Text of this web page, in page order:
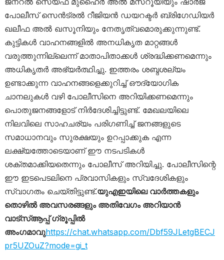
പോലീസ് സെൻട്രൽ റീജിയൻ ഡയറക്ടർ ബ്രിഗേഡിയർ
ഖലീഫ അൽ ഖസൂനിയും നേതൃത്വമൊരുക്കുന്നുണ്ട്.
കുട്ടികൾ വാഹനങ്ങളിൽ അനധികൃത മാറ്റങ്ങൾ
വരുത്തുന്നില്ലെന്ന് മാതാപിതാക്കൾ ശ്രദ്ധിക്കണമെന്നും
അധികൃതർ അഭ്യർത്ഥിച്ചു. ഇത്തരം ശബ്ദശല്യം
ഉണ്ടാക്കുന്ന വാഹനങ്ങളെക്കുറിച്ച് ഔദ്യോഗിക
ചാനലുകൾ വഴി പോലീസിനെ അറിയിക്കണമെന്നും
പൊതുജനങ്ങളോട് നിർദേശിച്ചിട്ടുണ്ട്. മേഖലയിലെ
നിലവിലെ സാഹചര്യം പരിഗണിച്ച് ജനങ്ങളുടെ
സമാധാനവും സുരക്ഷയും ഉറപ്പാക്കുക എന്ന
ലക്ഷ്യത്തോടെയാണ് ഈ നടപടികൾ
ശക്തമാക്കിയതെന്നും പോലീസ് അറിയിച്ചു. പോലീസിന്റെ
ഈ ഇടപെടലിനെ പ്രവാസികളും സ്വദേശികളും
സ്വാഗതം ചെയ്തിട്ടുണ്ട്.യുഎഇയിലെ വാർത്തകളും
തൊഴിൽ അവസരങ്ങളും അതിവേഗം അറിയാൻ
വാട്സ്ആപ്പ് ഗ്രൂപ്പിൽ
അംഗമാവുhttps://chat.whatsapp.com/Dbf59JLetgBECJ
pr5UZOuZ?mode=gi_t